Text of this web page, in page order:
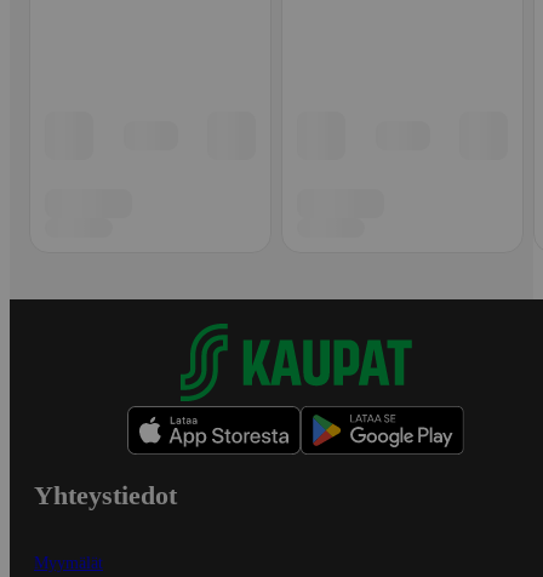
Yhteystiedot
Myymälät